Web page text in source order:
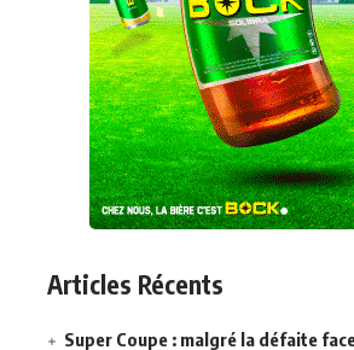
Articles Récents
Super Coupe : malgré la défaite face